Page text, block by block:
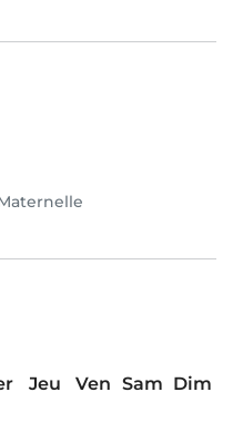
Jeu Ven Sam Dim